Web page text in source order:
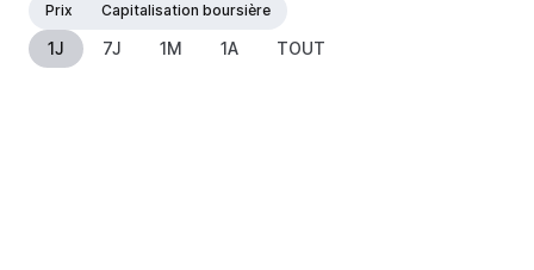
Prix
Capitalisation boursière
1J 7J 1M 1A TOUT